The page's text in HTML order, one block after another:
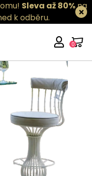
Sleva až 80%na
k odběru.
0